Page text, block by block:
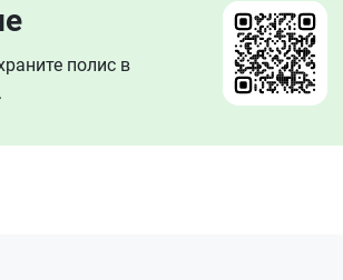
полис в